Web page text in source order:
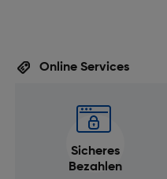
Online Services
Sicheres
Bezahlen